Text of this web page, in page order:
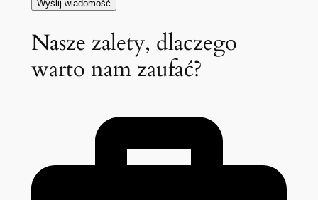
Nasze zalety, dlaczego
warto nam zaufać?